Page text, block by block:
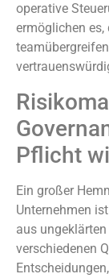
operative
ermöglichen
Pflicht
Ein großer
Unternehmen
aus
verschiedenen